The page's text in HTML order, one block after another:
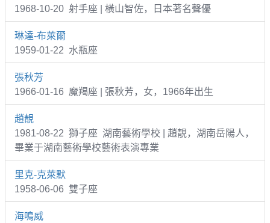
1968-10-20 射手座 | 橫山智佐，日本著名聲優
琳達-布萊爾
1959-01-22 水瓶座
張秋芳
1966-01-16 魔羯座 | 張秋芳，女，1966年出生
趙靚
1981-08-22 獅子座 湖南藝術學校 | 趙靚，湖南岳陽人，
畢業于湖南藝術學校藝術表演專業
里克-克萊默
1958-06-06 雙子座
海鳴威